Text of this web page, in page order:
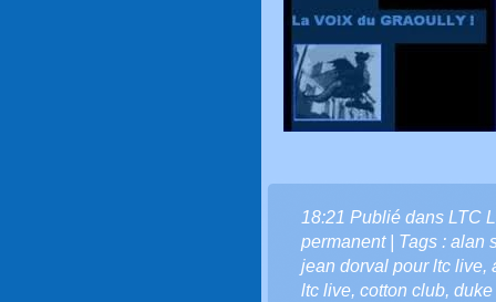
18:21 Publié dans LTC
permanent| Tags : alan
jean dorval pour ltc live,
ltc live, cotton club,